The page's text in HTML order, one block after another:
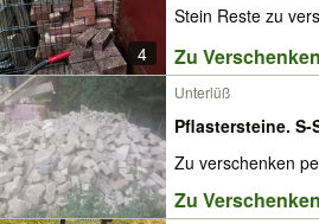
Anzeige aufgeben
4
Stein Reste zu
Zu Verschenken
Unterlüß
Pflastersteine. S-
Zu verschenken
Zu Verschenken